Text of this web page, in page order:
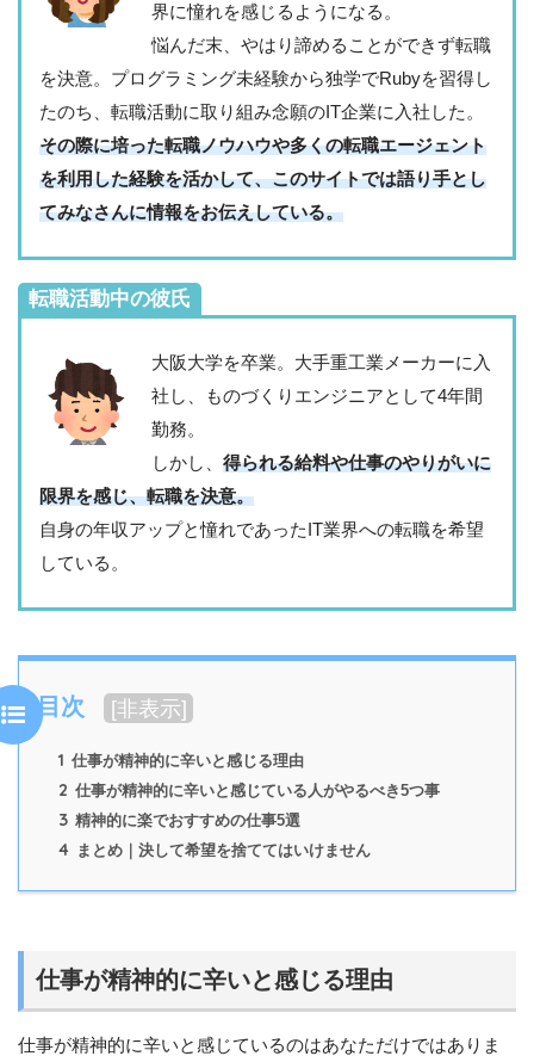
界に憧れを感じるようになる。
悩んだ末、やはり諦めることができず転職
を決意。プログラミング未経験から独学でRubyを習得し
たのち、転職活動に取り組み念願のIT企業に入社した。
その際に培った転職ノウハウや多くの転職エージェント
を利用した経験を活かして、このサイトでは語り手とし
てみなさんに情報をお伝えしている。
転職活動中の彼氏
大阪大学を卒業。大手重工業メーカーに入
社し、ものづくりエンジニアとして4年間
勤務。
しかし、 得られる給料や仕事のやりがいに
限界を感じ、転職を決意。
自身の年収アップと憧れであったIT業界への転職を希望
している。
目次 [非表示]
1 仕事が精神的に辛いと感じる理由
2 仕事が精神的に辛いと感じている人がやるべき5つ事
3 精神的に楽でおすすめの仕事5選
4 まとめ｜決して希望を捨ててはいけません
仕事が精神的に辛いと感じる理由
仕事が精神的に辛いと感じているのはあなただけではありま